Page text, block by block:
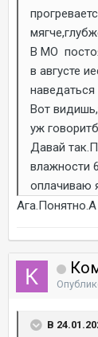
В МО
в августе
наведаться
Вот
уж
Давай
влажности
оплачиваю
В